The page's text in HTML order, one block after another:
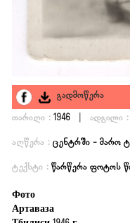
გადმოწერა
თარიღი : 1946 | ადგილი :
აღწერა : ცენტრში - მარო
ტექსტი : წარწერა ფოტოს
Фото
Артаваза